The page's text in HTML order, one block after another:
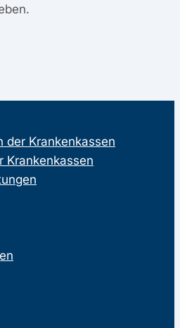
der Krankenkassen
Krankenkassen